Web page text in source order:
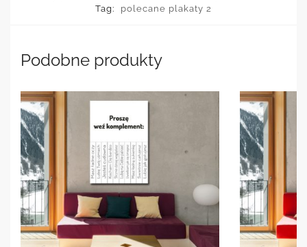
Tag:
polecane plakaty 2
Podobne produkty